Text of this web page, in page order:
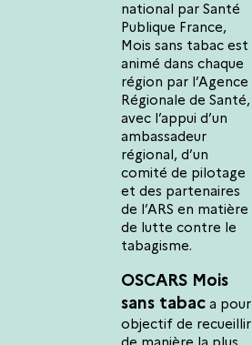
national par Santé
Publique France,
Mois sans tabac est
animé dans chaque
région par l’Agence
Régionale de Santé,
avec l’appui d’un
ambassadeur
régional, d’un
comité de pilotage
et des partenaires
de l’ARS en matière
de lutte contre le
tabagisme.
OSCARS Mois
sans tabac a pour
objectif de recueillir